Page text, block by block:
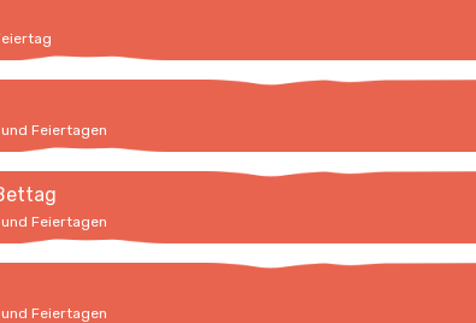
Feiertagen
Feiertagen
Feiertagen